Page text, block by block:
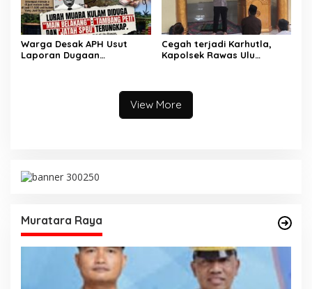
Warga Desak APH Usut
Laporan Dugaan
Cegah terjadi Karhutla,
Kapolsek Rawas Ulu
View More
Muratara Raya